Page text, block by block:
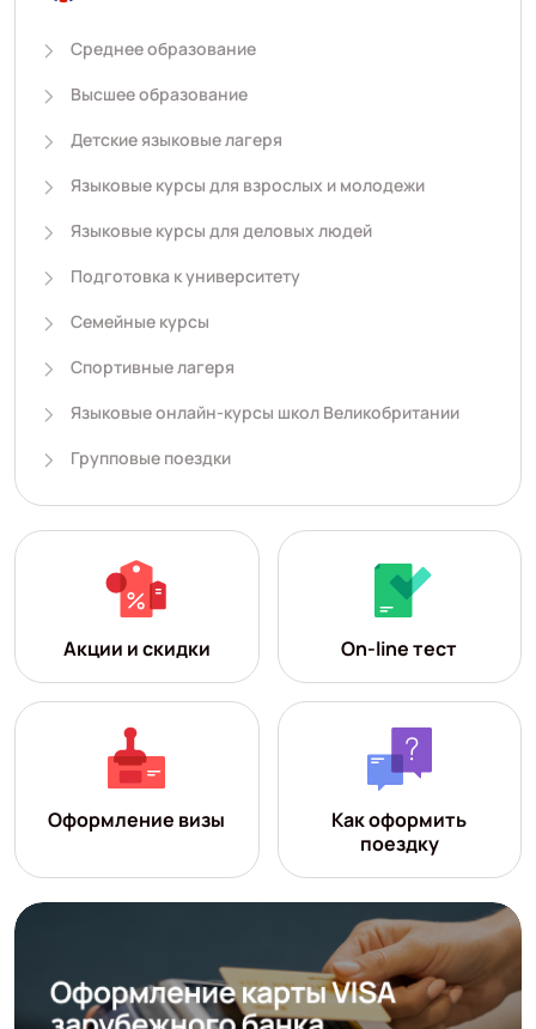
Среднее образование
Высшее образование
Детские языковые лагеря
Языковые курсы для взрослых и молодежи
Языковые курсы для деловых людей
Подготовка к университету
Семейные курсы
Спортивные лагеря
Языковые онлайн-курсы школ Великобритании
Групповые поездки
Акции и скидки On-line тест
Оформление визы
Как оформить
поездку